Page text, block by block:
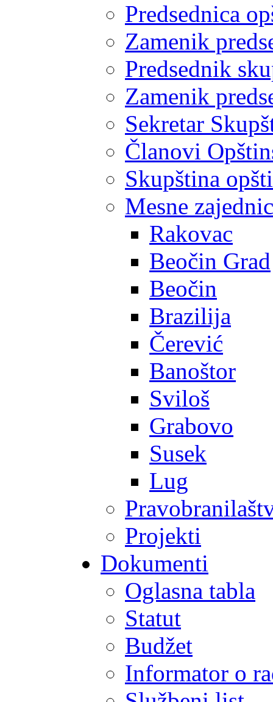
Predsednica
Zamenik
Predsednik
Zamenik
Sekretar
Članovi
Skupština
Mesne
Rakovac
Beočin Grad
Beočin
Brazilija
Čerević
Banoštor
Sviloš
Grabovo
Susek
Lug
Projekti
Dokumenti
Oglasna tabla
Statut
Budžet
Informator o